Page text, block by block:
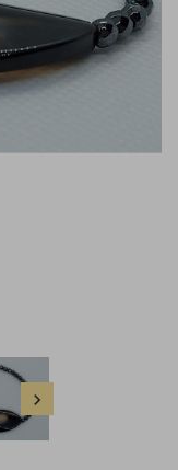
